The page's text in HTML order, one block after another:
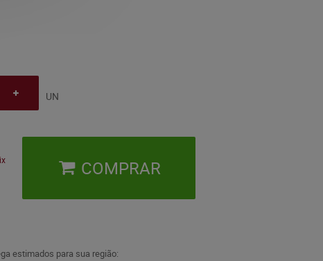
UN
COMPRAR
estimados para sua região: